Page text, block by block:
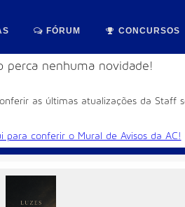
FÓRUM CONCURSOS
perca nenhuma novidade!
as últimas atualizações da Staff
para conferir o Mural de Avisos da AC!